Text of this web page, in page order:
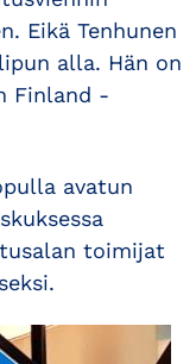
Eikä Tenhunen
alla. Hän on
Finland -
avatun
toimijat